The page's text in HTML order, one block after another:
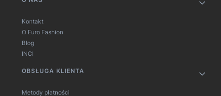
Kontakt
O Euro Fashion
Blog
INCI
OBSŁUGA KLIENTA
Metody płatności